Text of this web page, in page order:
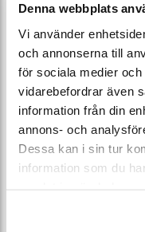
Denna webbplats
Vi använder
och annonserna till
för sociala medier
vidarebefordrar även
information från din
annons- och
Dessa kan i sin tur
information som du
Ventilhus
Manschett
Spjällskiva
PN